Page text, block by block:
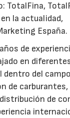
TotalFina,
la actualidad,
España.
de
en
del
de
de